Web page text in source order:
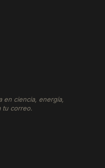
en ciencia, energía,
tu correo.